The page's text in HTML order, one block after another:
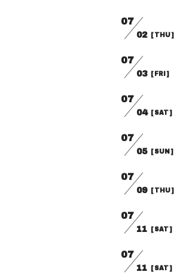
07
02 [THU]
07
03 [FRI]
07
04 [SAT]
07
05 [SUN]
07
09 [THU]
07
11 [SAT]
07
11 [SAT]